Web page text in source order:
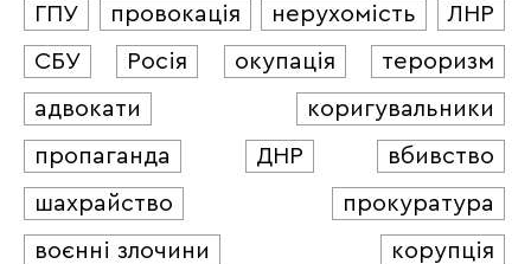
ГПУ
провокація нерухомість
ЛНР
СБУ
Росія окупація
тероризм
адвокати
коригувальники
пропаганда
ДНР
вбивство
шахрайство
прокуратура
воєнні злочини
корупція